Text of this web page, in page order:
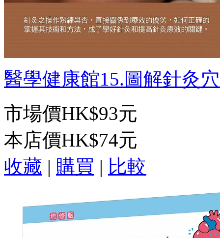
醫學健康館15.圖解針灸
市場價HK$93元
本店價HK$74元
收藏 | 購買 | 比較